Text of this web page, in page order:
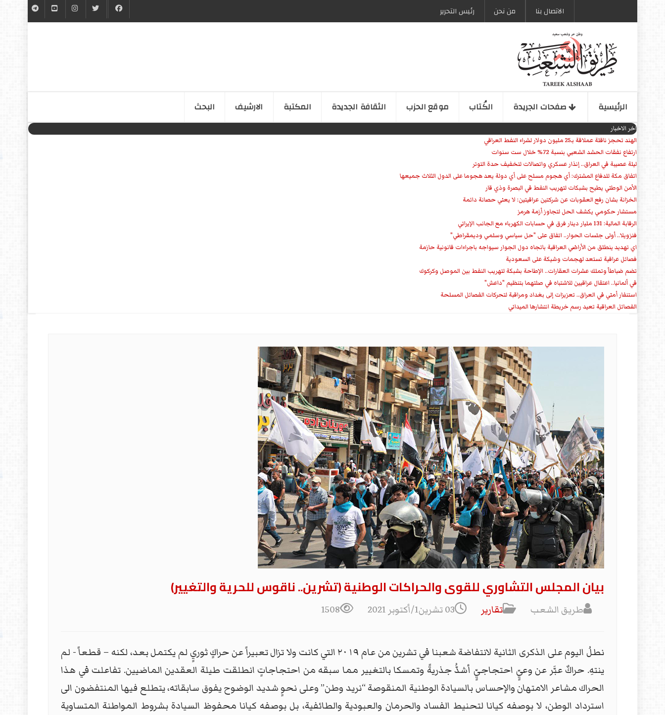
الاتصال بنا من نحن رئیس التحریر
الرئیسیة صفحات الجریدة الكُتاب موقع الحزب الثقافة الجدیدة المكتبة الارشیف البحث
اخر الاخبار
الهند تحجز ناقلة عملاقة بـ25 مليون دولار لشراء النفط العراقي
ارتفاع نفقات الحشد الشعبي بنسبة 72% خلال ست سنوات
ليلة عصيبة في العراق.. إنذار عسكري واتصالات لتخفيف حدة التوتر
‏اتفاق مكة للدفاع المشترك: أي هجوم مسلح على أي دولة يعد هجوما على الدول الثلاث جميعها
الأمن الوطني يطيح بشبكات لتهريب النفط في البصرة وذي قار
الخزانة بشان رفع العقوبات عن شركتين عراقيتين: لا يعني حصانة دائمة
مستشار حكومي يكشف الحل لتجاوز أزمة هرمز
الرقابة المالية: 131 مليار دينار فرق في حسابات الكهرباء مع الجانب الإيراني
فنزويلا.. أولى جلسات الحوار.. اتفاق على "حل سياسي وسلمي وديمقراطي"
اي تهديد ينطلق من الأراضي العراقية باتجاه دول الجوار سيواجه باجراءات قانونية حازمة
فصائل عراقية تستعد لهجمات وشيكة على السعودية
تضم ضباطاً وتملك عشرات العقارات.. الإطاحة بشبكة لتهريب النفط بين الموصل وكركوك
في ألمانيا.. اعتقال عراقيين للاشتباه في صلتهما بتنظيم "داعش"
استنفار أمني في العراق.. تعزيزات إلى بغداد ومراقبة لتحركات الفصائل المسلحة
الفصائل العراقية تعيد رسم خريطة انتشارها الميداني
بيان المجلس التشاوري للقوى والحراكات الوطنية (تشرين.. ناقوس للحرية والتغيير)
طريق الشعب تقارير 03 تشرين1/أكتوبر 2021 1508
نطلُ اليوم على الذكرى الثانية لانتفاضة شعبنا في تشرين من عام ٢٠١٩ التي كانت ولا تزال تعبيراً عن حراكٍ ثوريٍ لم يكتمل بعد، لكنه – قطعاً - لم
ينتهِ. حراكٌ عبَّر عن وعيٍّ احتجاجيٍّ أشدُّ جذريةً وتمسكا بالتغيير مما سبقه من احتجاجاتٍ انطلقت طيلة العقدين الماضيين. تفاعلت في هذا
الحراك مشاعر الامتهان والإحساس بالسيادة الوطنية المنقوصة “نريد وطن” وعلى نحوٍ شديد الوضوح يفوق سابقاته، يتطلع فيها المنتفضون الى
استرداد الوطن، لا بوصفه كيانا لتحنيط الفساد والحرمان والعبودية والطائفية، بل بوصفه كيانا محفوظ السيادة بشروط المواطنة المتساوية